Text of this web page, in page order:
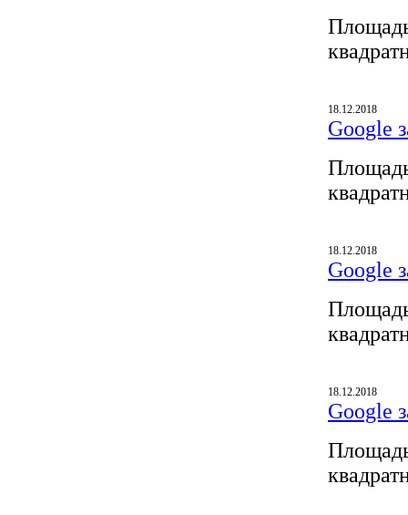
18.12.2018
Google
18.12.2018
Google
18.12.2018
Google